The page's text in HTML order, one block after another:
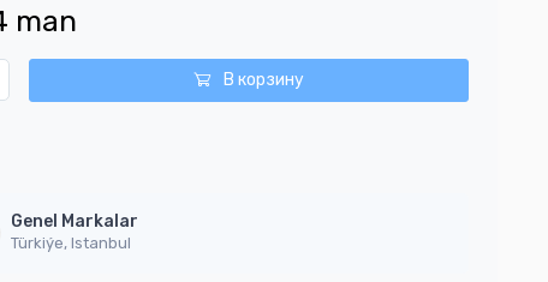
man
В корзину
Genel Markalar
Türkiýe, Istanbul